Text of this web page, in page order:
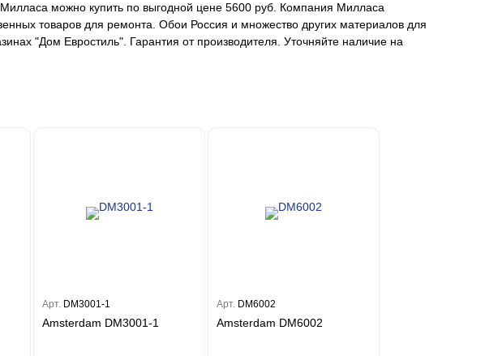
можно купить по выгодной цене 5600 руб. Компания Милласа
товаров для ремонта. Обои Россия и множество других материалов для
"Дом Евростиль". Гарантия от производителя. Уточняйте наличие на
Арт. DM3001-1
Amsterdam DM3001-1
Арт. DM6002
Amsterdam DM6002